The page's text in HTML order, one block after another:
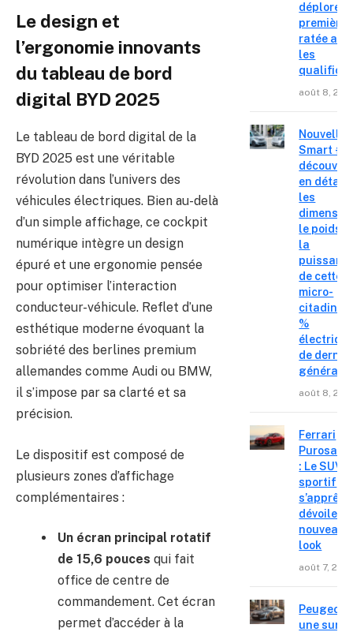
Le design et
l’ergonomie innovants
du tableau de bord
digital BYD 2025
Le tableau de bord digital de la
BYD 2025 est une véritable
révolution dans l’univers des
véhicules électriques. Bien au-delà
d’un simple affichage, ce cockpit
numérique intègre un design
épuré et une ergonomie pensée
pour optimiser l’interaction
conducteur-véhicule. Reflet d’une
esthétique moderne évoquant la
sobriété des berlines premium
allemandes comme Audi ou BMW,
il s’impose par sa clarté et sa
précision.
Le dispositif est composé de
plusieurs zones d’affichage
complémentaires :
Un écran principal rotatif
de 15,6 pouces qui fait
office de centre de
commandement. Cet écran
permet d’accéder à la
déplore
première
ratée
les
août 8,
Nouvelle
Smart #2
en détail
les
le poids
la
de cette
micro-
citadine
%
de
août 8,
Ferrari
: Le SUV
sportif
s’apprête
dévoiler
nouveau
look
août 7,
Peugeot
une